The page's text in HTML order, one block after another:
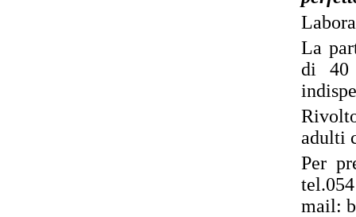
La
di 40
adulti
Per
mail: